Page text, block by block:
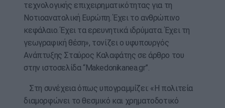
τεχνολογικής επιχειρηματικότητας για τη
Νοτιοανατολική Ευρώπη. Έχει το ανθρώπινο
κεφάλαιο. Έχει τα ερευνητικά ιδρύματα. Έχει τη
γεωγραφική θέση», τονίζει ο υφυπουργός
Ανάπτυξης Σταύρος Καλαφάτης σε άρθρο του
στην ιστοσελίδα “Makedonikanea.gr”.
Στη συνέχεια όπως υπογραμμίζει: «Η πολιτεία
διαμορφώνει το θεσμικό και χρηματοδοτικό